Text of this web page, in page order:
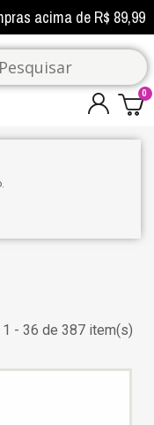
acima de R$ 89,99
1 - 36 de 387 item(s)